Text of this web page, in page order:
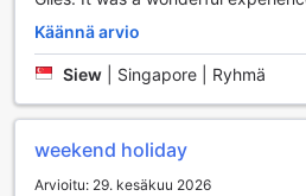
Urheilumahdollisuudet St. Giles
St. Giles Southkey tarjoaa upeita
Hotellin moderni ja hyvin
vuorokauden ympäri, jolloin voit
Käännä arvio
Siew Singapore | Ryhmä
weekend holiday
Arvioitu: 29. kesäkuu 2026